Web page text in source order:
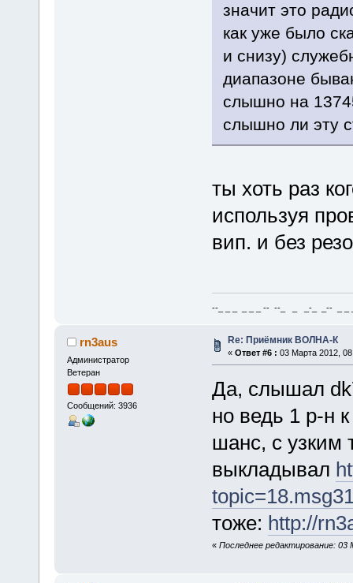
значит это
как уже было
и снизу)
диапазоне
слышно на
слышно ли эту
ты хоть раз
используя
вип. и без
--_ _ _ _ _ _ -- --_ _ _-_ _-- _ _
rn3aus
Администратор
Ветеран
Сообщений: 3936
Re: Приёмник ВОЛНА-К
« Ответ #6 : 03 Марта 2012,
Да, слышал
но ведь 1 р-н
шанс, с узким
выкладывал
тоже: http://
« Последнее редактирование: